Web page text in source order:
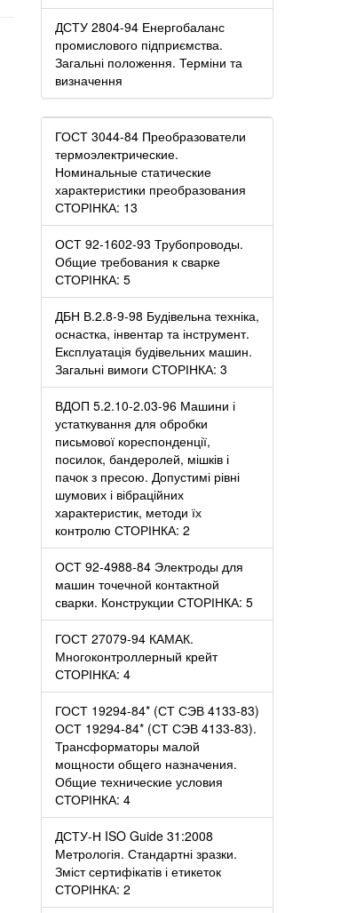
ДСТУ 2804-94 Енергобаланс
промислового підприємства.
Загальні положення. Терміни та
визначення
ГОСТ 3044-84 Преобразователи
термоэлектрические.
Номинальные статические
характеристики преобразования
СТОРІНКА: 13
ОСТ 92-1602-93 Трубопроводы.
Общие требования к сварке
СТОРІНКА: 5
ДБН В.2.8-9-98 Будівельна техніка,
оснастка, інвентар та інструмент.
Експлуатація будівельних машин.
Загальні вимоги СТОРІНКА: 3
ВДОП 5.2.10-2.03-96 Машини і
устаткування для обробки
письмової кореспонденції,
посилок, бандеролей, мішків і
пачок з пресою. Допустимі рівні
шумових і вібраційних
характеристик, методи їх
контролю СТОРІНКА: 2
ОСТ 92-4988-84 Электроды для
машин точечной контактной
сварки. Конструкции СТОРІНКА: 5
ГОСТ 27079-94 КАМАК.
Многоконтроллерный крейт
СТОРІНКА: 4
ГОСТ 19294-84* (СТ СЭВ 4133-83)
ОСТ 19294-84* (СТ СЭВ 4133-83).
Трансформаторы малой
мощности общего назначения.
Общие технические условия
СТОРІНКА: 4
ДСТУ-Н ISO Guide 31:2008
Метрологія. Стандартні зразки.
Зміст сертифікатів і етикеток
СТОРІНКА: 2